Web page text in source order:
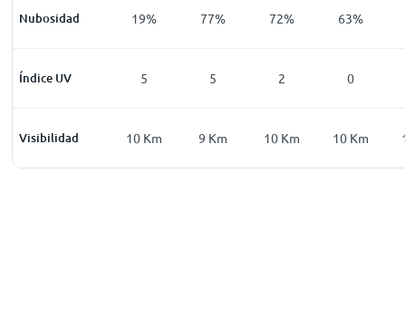
Nubosidad
12% 19% 77% 72% 63%
Índice UV 5 5 2 0
Visibilidad
Km 10Km 10 Km 9 Km 10 Km 10 Km